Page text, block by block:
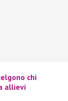
chi
allievi